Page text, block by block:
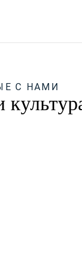
С НАМИ